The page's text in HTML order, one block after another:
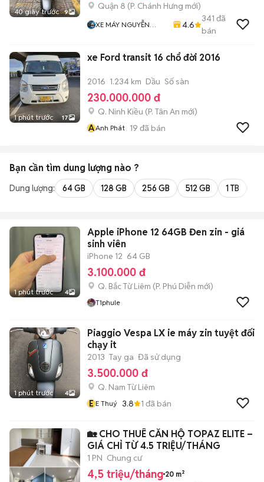
40 giây trước 9
Quận 8 (P. Chánh Hưng mới)
XE MÁY NGUYỄN
4.6
341 đã
bán
1 phút trước 17
xe Ford transit 16 chổ đời 2016
2016 1.234 km Dầu Số sàn
230.000.000 đ
Q. Ninh Kiều (P. Tân An mới)
AAnh Phát 19 đã bán
Bạn cần tìm dung lượng nào ?
Dung lượng: 64 GB 128 GB 256 GB 512 GB 1 TB
1 phút trước 4
Apple iPhone 12 64GB Đen zin - giá
sinh viên
iPhone 12 64 GB
3.100.000 đ
Q. Bắc Từ Liêm (P. Phú Diễn mới)
T1phule
1 phút trước 4
Piaggio Vespa LX ie máy zin tuyệt đối
chạy it
2013 Tay ga Đã sử dụng
3.500.000 đ
Q. Nam Từ Liêm
E E Thuý 3.8 1 đã bán
🏡 CHO THUÊ CĂN HỘ TOPAZ ELITE –
GIÁ CHỈ TỪ 4.5 TRIỆU/THÁNG
1 PN Chung cư
4,5 triệu/tháng 20 m²